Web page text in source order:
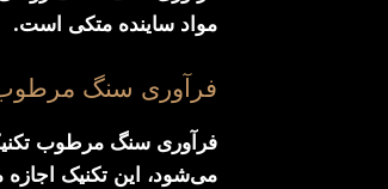
مواد ساینده متکی است.
فرآوری سنگ
فرآوری سنگ مرطوب
می‌شود، این تکنیک